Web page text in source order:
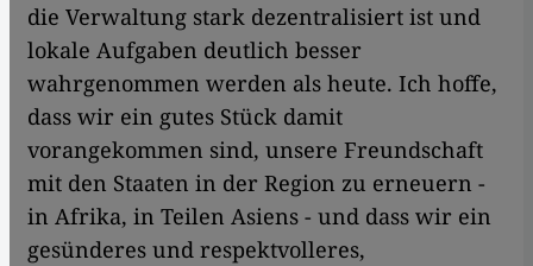
die Verwaltung stark dezentralisiert ist und
lokale Aufgaben deutlich besser
wahrgenommen werden als heute. Ich hoffe,
dass wir ein gutes Stück damit
vorangekommen sind, unsere Freundschaft
mit den Staaten in der Region zu erneuern -
in Afrika, in Teilen Asiens - und dass wir ein
gesünderes und respektvolleres,